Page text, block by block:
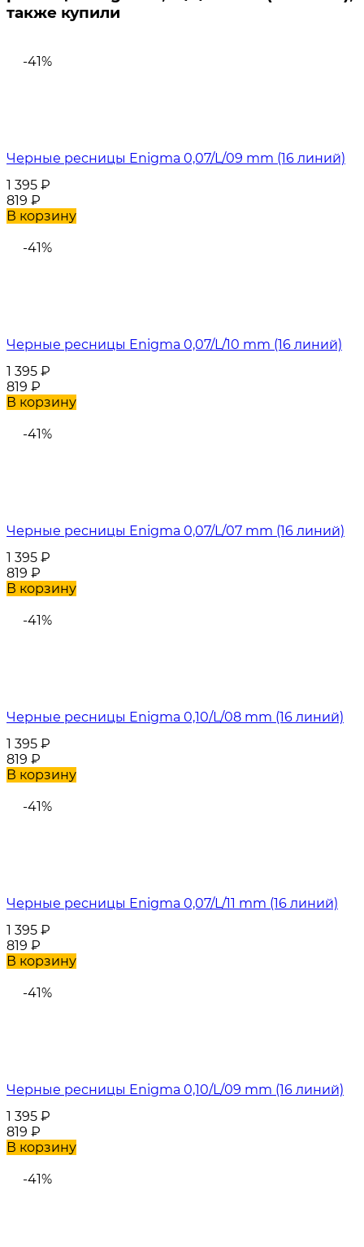
также купили
-41%
Черные ресницы Enigma 0,07/L/09 mm (16 линий)
1 395 ₽
819 ₽
В корзину
-41%
Черные ресницы Enigma 0,07/L/10 mm (16 линий)
1 395 ₽
819 ₽
В корзину
-41%
Черные ресницы Enigma 0,07/L/07 mm (16 линий)
1 395 ₽
819 ₽
В корзину
-41%
Черные ресницы Enigma 0,10/L/08 mm (16 линий)
1 395 ₽
819 ₽
В корзину
-41%
Черные ресницы Enigma 0,07/L/11 mm (16 линий)
1 395 ₽
819 ₽
В корзину
-41%
Черные ресницы Enigma 0,10/L/09 mm (16 линий)
1 395 ₽
819 ₽
В корзину
-41%